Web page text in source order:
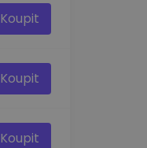
Koupit
Koupit
Koupit